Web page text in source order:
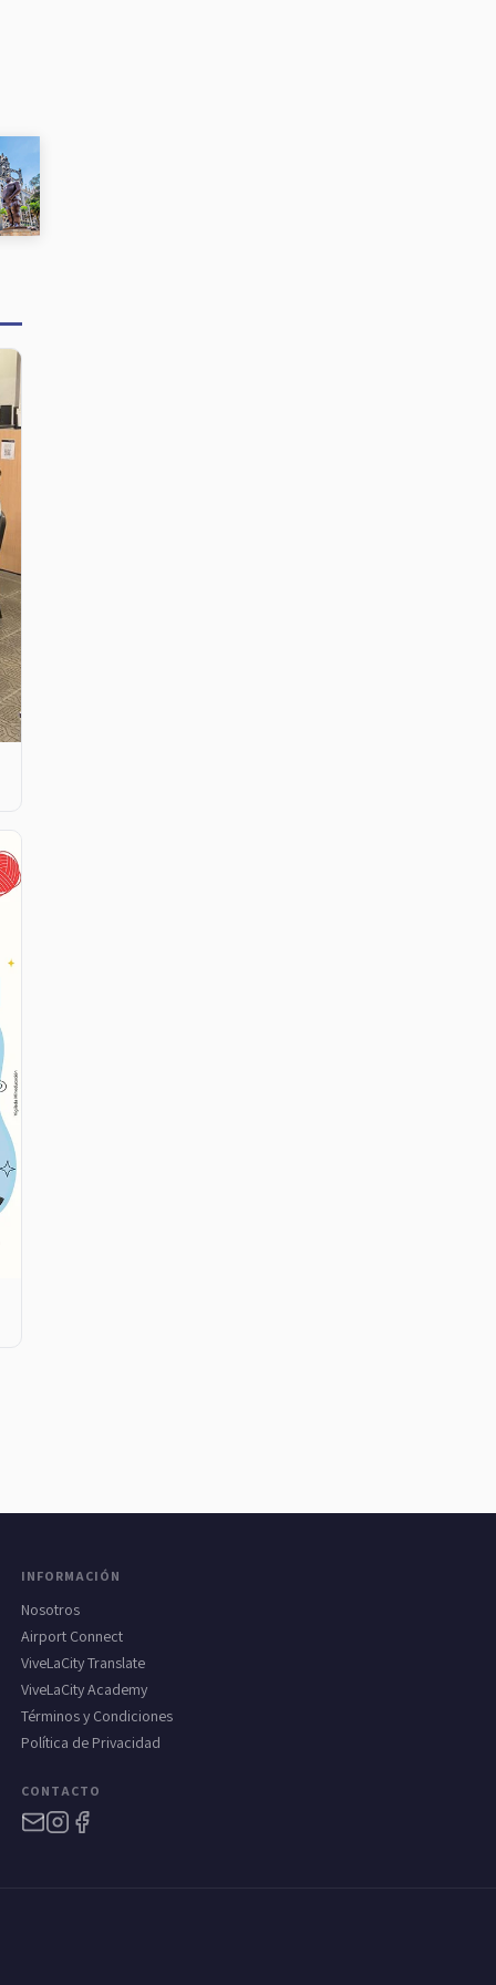
INFORMACIÓN
Nosotros
Airport Connect
ViveLaCity Translate
ViveLaCity Academy
Términos y Condiciones
Política de Privacidad
CONTACTO